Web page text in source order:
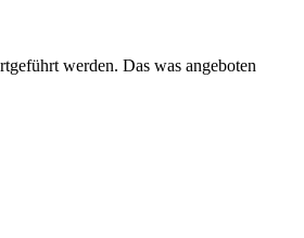
werden. Das was angeboten